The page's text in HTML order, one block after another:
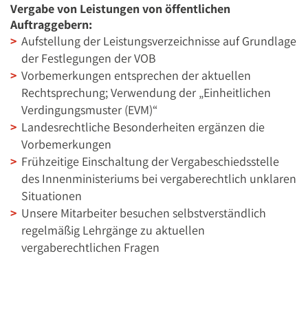
Vergabe von Leistungen von öffentlichen
Auftraggebern:
Aufstellung der Leistungsverzeichnisse auf Grundlage
der Festlegungen der VOB
Vorbemerkungen entsprechen der aktuellen
Rechtsprechung; Verwendung der „Einheitlichen
Verdingungsmuster (EVM)“
Landesrechtliche Besonderheiten ergänzen die
Vorbemerkungen
Frühzeitige Einschaltung der Vergabeschiedsstelle
des Innenministeriums bei vergaberechtlich unklaren
Situationen
Unsere Mitarbeiter besuchen selbstverständlich
regelmäßig Lehrgänge zu aktuellen
vergaberechtlichen Fragen